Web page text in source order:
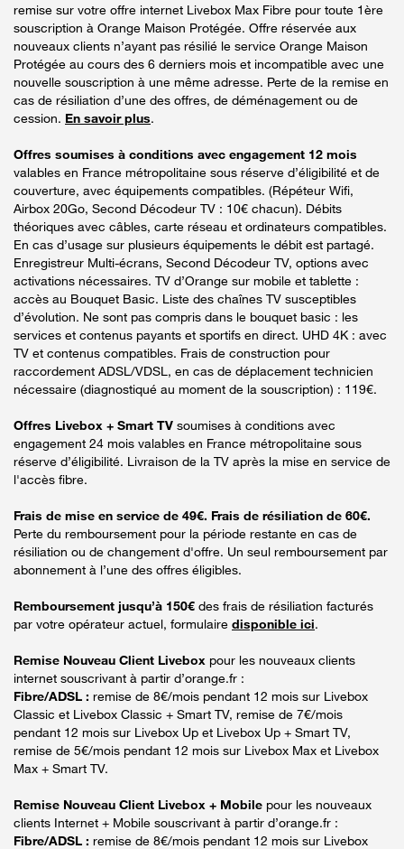
remise sur votre offre internet Livebox Max Fibre pour toute 1ère
souscription à Orange Maison Protégée. Offre réservée aux
nouveaux clients n’ayant pas résilié le service Orange Maison
Protégée au cours des 6 derniers mois et incompatible avec une
nouvelle souscription à une même adresse. Perte de la remise en
cas de résiliation d’une des offres, de déménagement ou de
cession. En savoir plus.
Offres soumises à conditions avec engagement 12 mois
valables en France métropolitaine sous réserve d’éligibilité et de
couverture, avec équipements compatibles. (Répéteur Wifi,
Airbox 20Go, Second Décodeur TV : 10€ chacun). Débits
théoriques avec câbles, carte réseau et ordinateurs compatibles.
En cas d’usage sur plusieurs équipements le débit est partagé.
Enregistreur Multi-écrans, Second Décodeur TV, options avec
activations nécessaires. TV d’Orange sur mobile et tablette :
accès au Bouquet Basic. Liste des chaînes TV susceptibles
d’évolution. Ne sont pas compris dans le bouquet basic : les
services et contenus payants et sportifs en direct. UHD 4K : avec
TV et contenus compatibles. Frais de construction pour
raccordement ADSL/VDSL, en cas de déplacement technicien
nécessaire (diagnostiqué au moment de la souscription) : 119€.
Offres Livebox + Smart TV soumises à conditions avec
engagement 24 mois valables en France métropolitaine sous
réserve d’éligibilité. Livraison de la TV après la mise en service de
l'accès fibre.
Frais de mise en service de 49€. Frais de résiliation de 60€.
Perte du remboursement pour la période restante en cas de
résiliation ou de changement d'offre. Un seul remboursement par
abonnement à l’une des offres éligibles.
Remboursement jusqu’à 150€ des frais de résiliation facturés
par votre opérateur actuel, formulaire disponible ici.
Remise Nouveau Client Livebox pour les nouveaux clients
internet souscrivant à partir d’orange.fr :
Fibre/ADSL : remise de 8€/mois pendant 12 mois sur Livebox
Classic et Livebox Classic + Smart TV, remise de 7€/mois
pendant 12 mois sur Livebox Up et Livebox Up + Smart TV,
remise de 5€/mois pendant 12 mois sur Livebox Max et Livebox
Max + Smart TV.
Remise Nouveau Client Livebox + Mobile pour les nouveaux
clients Internet + Mobile souscrivant à partir d’orange.fr :
Fibre/ADSL : remise de 8€/mois pendant 12 mois sur Livebox